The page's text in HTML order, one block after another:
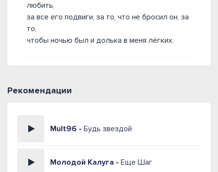
любить,
за все его подвиги, за то, что не бросил он, за
то,
чтобы ночью был и долька в меня лёгких.
Рекомендации
Mult96 - Будь звездой
Молодой Калуга - Еще Шаг